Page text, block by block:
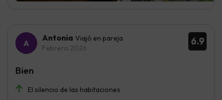
6.9
Antonia Viajó en pareja
Febrero 2026
El silencio de las habitaciones
Bien